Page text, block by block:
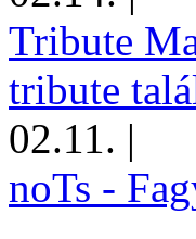
Tribute
tribute
02.11. |
noTs -